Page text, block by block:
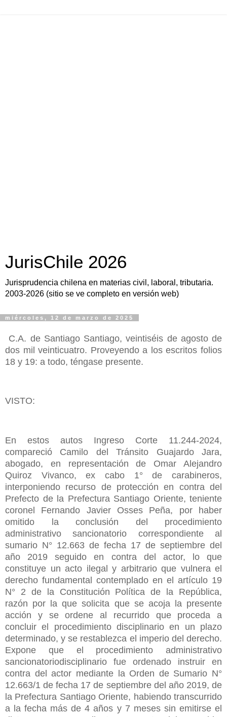
JurisChile 2026
Jurisprudencia chilena en materias civil, laboral, tributaria.
2003-2026 (sitio se ve completo en versión web)
miércoles, 12 de marzo de 2025
C.A. de Santiago Santiago, veintiséis de agosto de
dos mil veinticuatro. Proveyendo a los escritos folios
18 y 19: a todo, téngase presente.
VISTO:
En estos autos Ingreso Corte 11.244-2024,
compareció Camilo del Tránsito Guajardo Jara,
abogado, en representación de Omar Alejandro
Quiroz Vivanco, ex cabo 1° de carabineros,
interponiendo recurso de protección en contra del
Prefecto de la Prefectura Santiago Oriente, teniente
coronel Fernando Javier Osses Peña, por haber
omitido la conclusión del procedimiento
administrativo sancionatorio correspondiente al
sumario N° 12.663 de fecha 17 de septiembre del
año 2019 seguido en contra del actor, lo que
constituye un acto ilegal y arbitrario que vulnera el
derecho fundamental contemplado en el artículo 19
N° 2 de la Constitución Política de la República,
razón por la que solicita que se acoja la presente
acción y se ordene al recurrido que proceda a
concluir el procedimiento disciplinario en un plazo
determinado, y se restablezca el imperio del derecho.
Expone que el procedimiento administrativo
sancionatoriodisciplinario fue ordenado instruir en
contra del actor mediante la Orden de Sumario N°
12.663/1 de fecha 17 de septiembre del año 2019, de
la Prefectura Santiago Oriente, habiendo transcurrido
a la fecha más de 4 años y 7 meses sin emitirse el